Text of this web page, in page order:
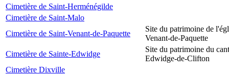
Cimetière de Saint-Herménégilde
Cimetière de Saint-Malo
Cimetière de Saint-Venant-de-Paquette
Site du patrimoine de
Venant-de-Paquette
Cimetière de Sainte-Edwidge
Site du patrimoine du
Edwidge-de-Clifton
Cimetière Dixville